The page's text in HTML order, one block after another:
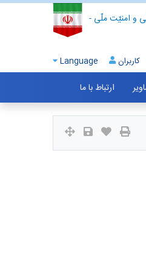
و امنیّت ملّی -
Language کاربران
ارتباط با ما